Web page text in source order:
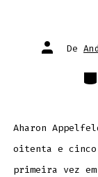
Autor
do De
Aharon
oitenta e
primeira vez